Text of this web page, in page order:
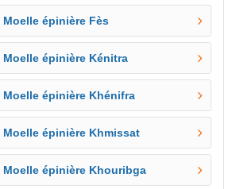
épinière Fès
Moelle épinière Kénitra
Moelle épinière Khénifra
Moelle épinière Khmissat
Moelle épinière Khouribga